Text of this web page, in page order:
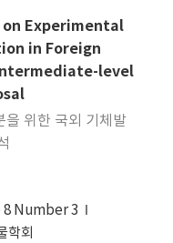
on Experimental
in Foreign
level
위한 국외 기체발
Number 3
학회